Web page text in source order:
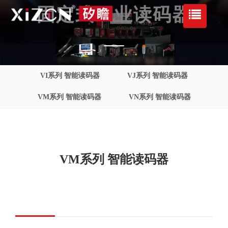
固定式工业读码器
VI系列 智能读码器 VJ系列 智能读码器
VM系列 智能读码器 VN系列 智能读码器
VM系列 智能读码器